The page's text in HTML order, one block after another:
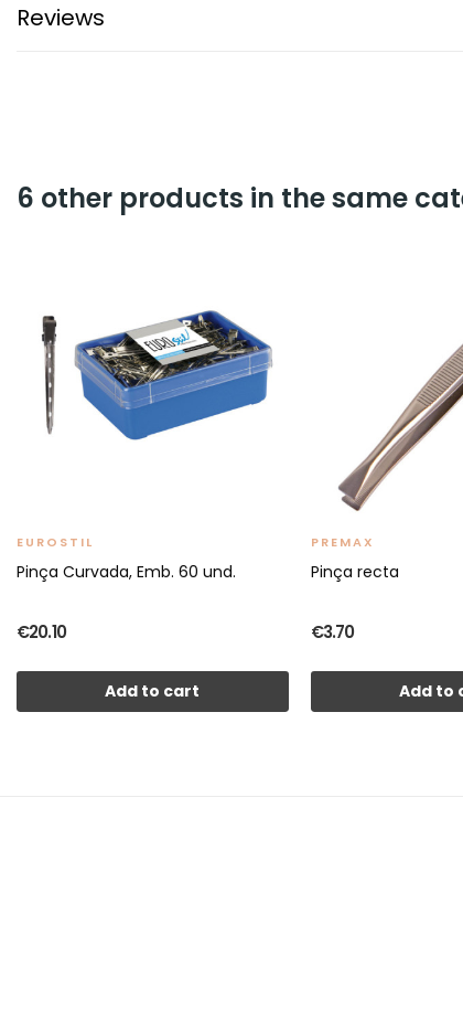
Reviews
6 other products in the same
EUROSTIL
Pinça Curvada, Emb. 60 und.
€20.10
Add to cart
PREMAX
Pinça recta
€3.70
Add to